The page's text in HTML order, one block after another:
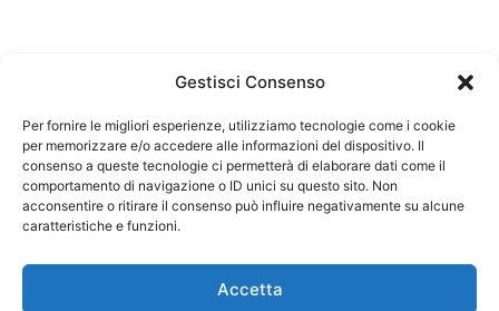
Gestisci Consenso
Per fornire le migliori esperienze, utilizziamo tecnologie come i cookie
per memorizzare e/o accedere alle informazioni del dispositivo. Il
consenso a queste tecnologie ci permetterà di elaborare dati come il
comportamento di navigazione o ID unici su questo sito. Non
acconsentire o ritirare il consenso può influire negativamente su alcune
caratteristiche e funzioni.
Accetta
Federazione Nazionale Degli Ordini dei Biologi:
codice fiscale 80069130583
Responsabile sito internet www.fnob.it: Vincenzo